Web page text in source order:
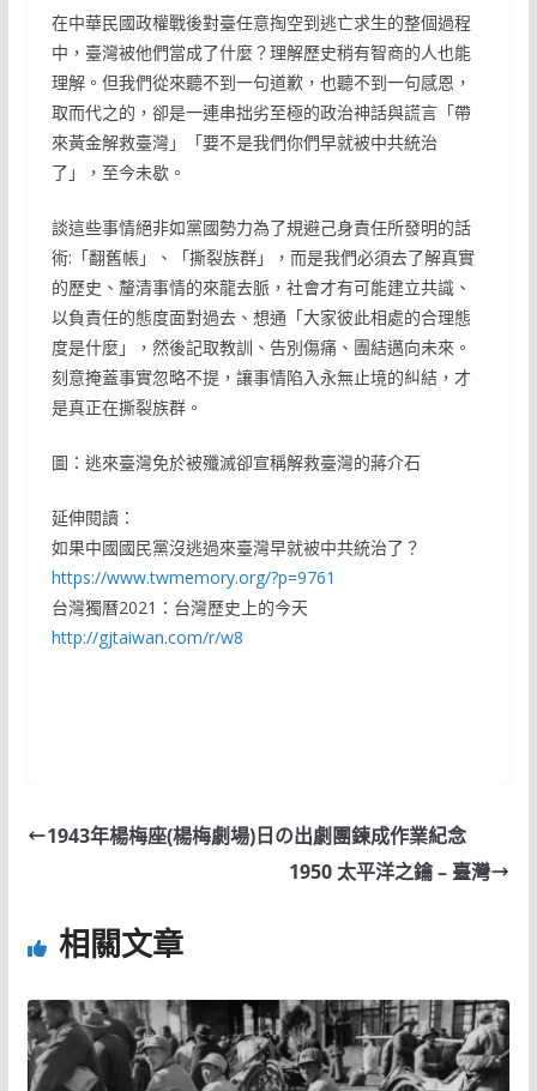
在中華民國政權戰後對臺任意掏空到逃亡求生的整個過程
中，臺灣被他們當成了什麼？理解歷史稍有智商的人也能
理解。但我們從來聽不到一句道歉，也聽不到一句感恩，
取而代之的，卻是一連串拙劣至極的政治神話與謊言「帶
來黃金解救臺灣」「要不是我們你們早就被中共統治
了」，至今未歇。
談這些事情絕非如黨國勢力為了規避己身責任所發明的話
術:「翻舊帳」、「撕裂族群」，而是我們必須去了解真實
的歷史、釐清事情的來龍去脈，社會才有可能建立共識、
以負責任的態度面對過去、想通「大家彼此相處的合理態
度是什麼」，然後記取教訓、告別傷痛、團結邁向未來。
刻意掩蓋事實忽略不提，讓事情陷入永無止境的糾結，才
是真正在撕裂族群。
圖：逃來臺灣免於被殲滅卻宣稱解救臺灣的蔣介石
延伸閱讀：
如果中國國民黨沒逃過來臺灣早就被中共統治了？
https://www.twmemory.org/?p=9761
台灣獨曆2021：台灣歷史上的今天
http://gjtaiwan.com/r/w8
1943年楊梅座(楊梅劇場)日の出劇團鍊成作業紀念
1950 太平洋之鑰 – 臺灣
相關文章